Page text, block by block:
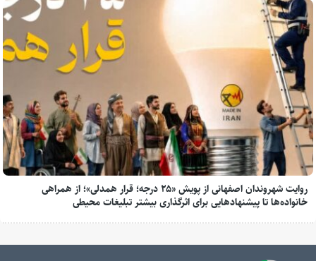
روایت شهروندان اصفهانی از پویش «۲۵ درجه؛ قرار همدلی»؛ از همراهی
خانواده‌ها تا پیشنهادهایی برای اثرگذاری بیشتر تبلیغات محیطی